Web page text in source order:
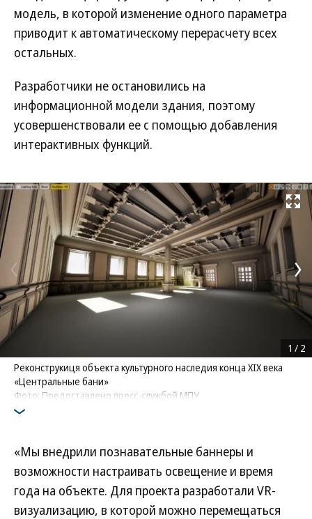
модель, в которой изменение одного параметра
приводит к автоматическому перерасчету всех
остальных.
Разработчики не остановились на
информационной модели здания, поэтому
усовершенствовали ее с помощью добавления
интерактивных функций.
Развернуть
Реконструкиця объекта культурного наследия конца XIX века
«Центральные бани»
Фото: Предоставлено пресс-службой МПУ
1 / 2
«Мы внедрили познавательные баннеры и
возможности настраивать освещение и время
года на объекте. Для проекта разработали VR-
визуализацию, в которой можно перемещаться